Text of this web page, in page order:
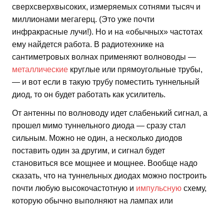
сверхсверхвысоких, измеряемых сотнями тысяч и
миллионами мегагерц. (Это уже почти
инфракрасные лучи!). Но и на «обычных» частотах
ему найдется работа. В радиотехнике на
сантиметровых волнах применяют волноводы —
металлические круглые или прямоугольные трубы,
— и вот если в такую трубу поместить туннельный
диод, то он будет работать как усилитель.
От антенны по волноводу идет слабенький сигнал, а
прошел мимо туннельного диода — сразу стал
сильным. Можно не один, а несколько диодов
поставить один за другим, и сигнал будет
становиться все мощнее и мощнее. Вообще надо
сказать, что на туннельных диодах можно построить
почти любую высокочастотную и импульсную схему,
которую обычно выполняют на лампах или